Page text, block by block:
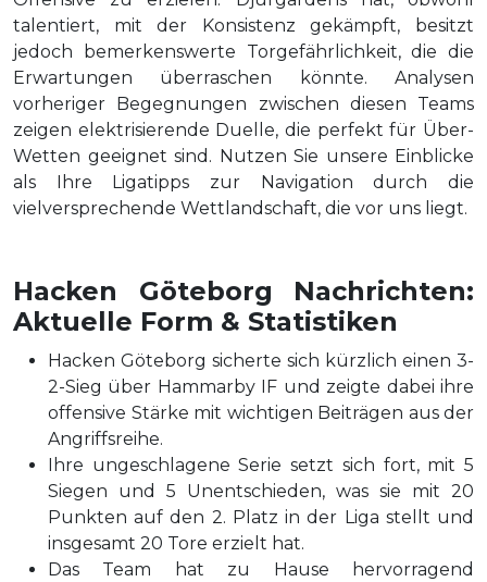
talentiert, mit der Konsistenz gekämpft, besitzt
jedoch bemerkenswerte Torgefährlichkeit, die die
Erwartungen überraschen könnte. Analysen
vorheriger Begegnungen zwischen diesen Teams
zeigen elektrisierende Duelle, die perfekt für Über-
Wetten geeignet sind. Nutzen Sie unsere Einblicke
als Ihre Ligatipps zur Navigation durch die
vielversprechende Wettlandschaft, die vor uns liegt.
Hacken Göteborg Nachrichten:
Aktuelle Form & Statistiken
Hacken Göteborg sicherte sich kürzlich einen 3-
2-Sieg über Hammarby IF und zeigte dabei ihre
offensive Stärke mit wichtigen Beiträgen aus der
Angriffsreihe.
Ihre ungeschlagene Serie setzt sich fort, mit 5
Siegen und 5 Unentschieden, was sie mit 20
Punkten auf den 2. Platz in der Liga stellt und
insgesamt 20 Tore erzielt hat.
Das Team hat zu Hause hervorragend